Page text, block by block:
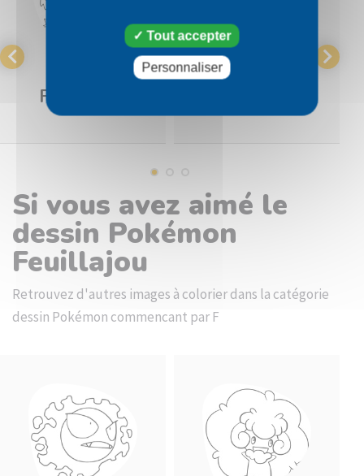
Feuiloutan
Pokémon
Si vous avez aimé le
dessin Pokémon
Feuillajou
Retrouvez d'autres images à colorier dans la catégorie
dessin Pokémon commencant par F
Tout accepter
Personnaliser